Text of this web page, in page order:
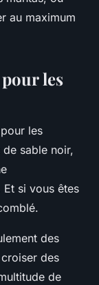
au maximum
les
les
sable noir,
si vous êtes
des
des
de